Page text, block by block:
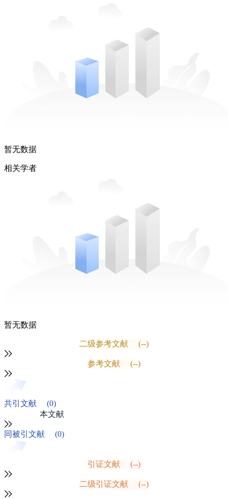
暂无数据
相关学者
暂无数据
二级参考文献 (--)
参考文献 (--)
共引文献
(0)
本文献
同被引文献 (0)
引证文献 (--)
二级引证文献 (--)